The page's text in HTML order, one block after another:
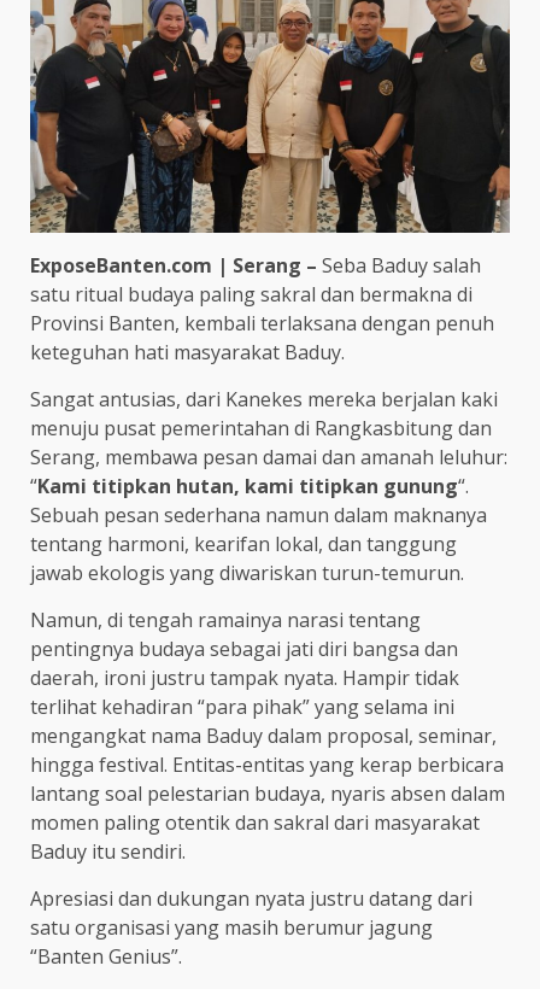
ExposeBanten.com | Serang – Seba Baduy salah
satu ritual budaya paling sakral dan bermakna di
Provinsi Banten, kembali terlaksana dengan penuh
keteguhan hati masyarakat Baduy.
Sangat antusias, dari Kanekes mereka berjalan kaki
menuju pusat pemerintahan di Rangkasbitung dan
Serang, membawa pesan damai dan amanah leluhur:
“Kami titipkan hutan, kami titipkan gunung“.
Sebuah pesan sederhana namun dalam maknanya
tentang harmoni, kearifan lokal, dan tanggung
jawab ekologis yang diwariskan turun-temurun.
Namun, di tengah ramainya narasi tentang
pentingnya budaya sebagai jati diri bangsa dan
daerah, ironi justru tampak nyata. Hampir tidak
terlihat kehadiran “para pihak” yang selama ini
mengangkat nama Baduy dalam proposal, seminar,
hingga festival. Entitas-entitas yang kerap berbicara
lantang soal pelestarian budaya, nyaris absen dalam
momen paling otentik dan sakral dari masyarakat
Baduy itu sendiri.
Apresiasi dan dukungan nyata justru datang dari
satu organisasi yang masih berumur jagung
“Banten Genius”.